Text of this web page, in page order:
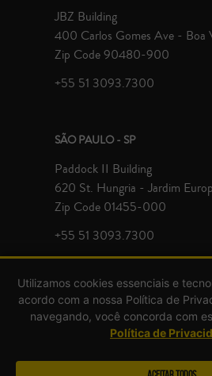
JBZ Building
400 Carlos Gomes Ave - Boa
Zip Code 90480-900
+55 51 3093.7300
SÃO PAULO - SP
Paddock II Building
620 St. Hungria - Jardim
Zip Code 01455-000
+55 51 3093.7300
© Zavagna Gralha Advogados 2026 |
Utilizamos cookies essenciais e
acordo com a nossa Política de
navegando, você concorda com
Política de